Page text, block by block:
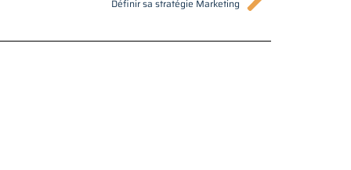
Définir sa stratégie Marketing